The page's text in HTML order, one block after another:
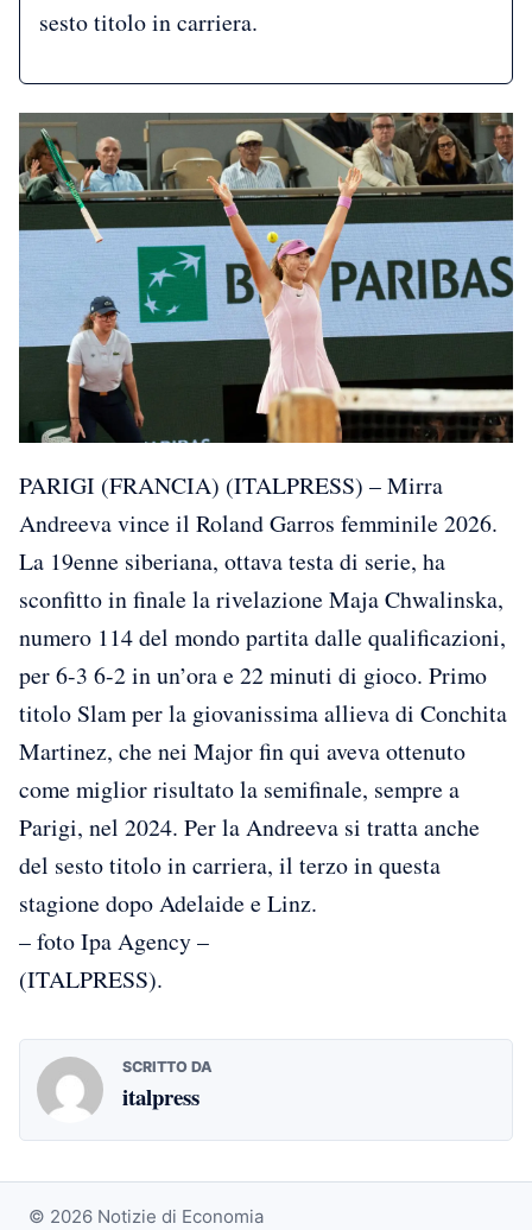
sesto titolo in carriera.
PARIGI (FRANCIA) (ITALPRESS) – Mirra
Andreeva vince il Roland Garros femminile 2026.
La 19enne siberiana, ottava testa di serie, ha
sconfitto in finale la rivelazione Maja Chwalinska,
numero 114 del mondo partita dalle qualificazioni,
per 6-3 6-2 in un’ora e 22 minuti di gioco. Primo
titolo Slam per la giovanissima allieva di Conchita
Martinez, che nei Major fin qui aveva ottenuto
come miglior risultato la semifinale, sempre a
Parigi, nel 2024. Per la Andreeva si tratta anche
del sesto titolo in carriera, il terzo in questa
stagione dopo Adelaide e Linz.
– foto Ipa Agency –
(ITALPRESS).
SCRITTO DA
italpress
© 2026 Notizie di Economia